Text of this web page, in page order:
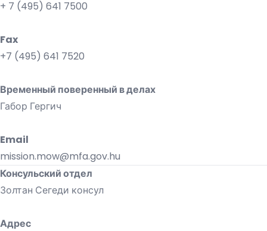
+ 7 (495) 641 7500
Fax
+7 (495) 641 7520
Временный поверенный в делах
Габор Гергич
Email
mission.mow@mfa.gov.hu
Консульский отдел
Золтан Сегеди консул
Адрес